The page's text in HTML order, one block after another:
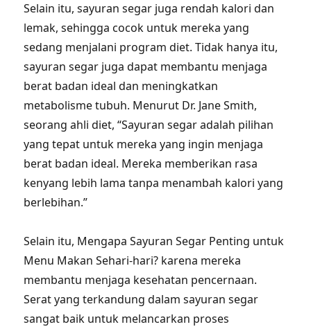
Selain itu, sayuran segar juga rendah kalori dan
lemak, sehingga cocok untuk mereka yang
sedang menjalani program diet. Tidak hanya itu,
sayuran segar juga dapat membantu menjaga
berat badan ideal dan meningkatkan
metabolisme tubuh. Menurut Dr. Jane Smith,
seorang ahli diet, “Sayuran segar adalah pilihan
yang tepat untuk mereka yang ingin menjaga
berat badan ideal. Mereka memberikan rasa
kenyang lebih lama tanpa menambah kalori yang
berlebihan.”
Selain itu, Mengapa Sayuran Segar Penting untuk
Menu Makan Sehari-hari? karena mereka
membantu menjaga kesehatan pencernaan.
Serat yang terkandung dalam sayuran segar
sangat baik untuk melancarkan proses